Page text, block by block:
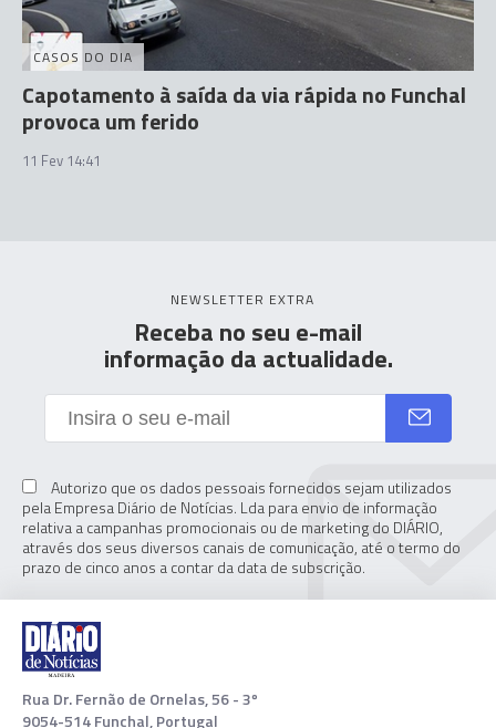
CASOS DO DIA
Capotamento à saída da via rápida no Funchal
provoca um ferido
11 Fev 14:41
NEWSLETTER EXTRA
Receba no seu e-mail
informação da actualidade.
Autorizo que os dados pessoais fornecidos sejam utilizados
pela Empresa Diário de Notícias. Lda para envio de informação
relativa a campanhas promocionais ou de marketing do DIÁRIO,
através dos seus diversos canais de comunicação, até o termo do
prazo de cinco anos a contar da data de subscrição.
Rua Dr. Fernão de Ornelas, 56 - 3º
9054-514 Funchal, Portugal